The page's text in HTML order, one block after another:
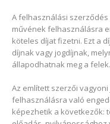
A felhasználási
művének felhasználásra
köteles díjat fizetni. Ezt a
díjnak vagy jogdíjnak,
állapodhatnak meg a felek.
Az említett szerzői
felhasználásra való
képezhetik a következők: